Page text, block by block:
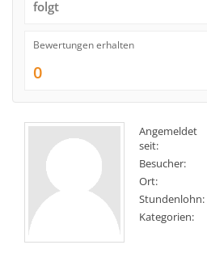
folgt
Bewertungen erhalten
0
Angemeldet
seit:
Besucher:
Ort:
Stundenlohn:
Kategorien: